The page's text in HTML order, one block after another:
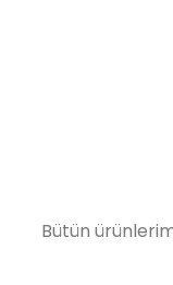
Bütün